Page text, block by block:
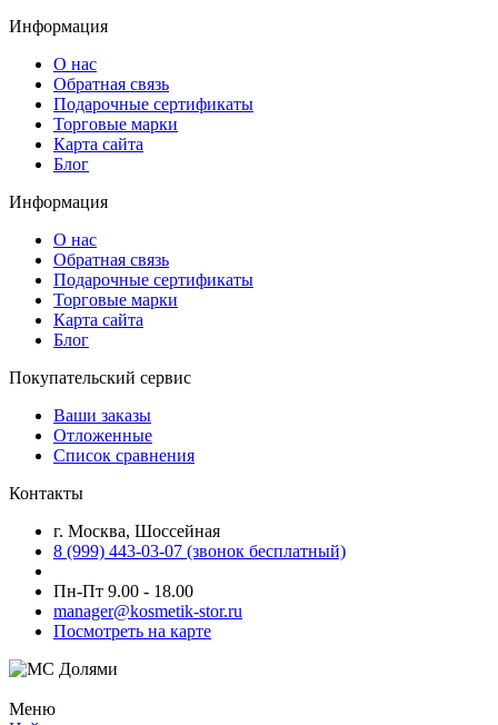
Информация
О нас
Обратная связь
Подарочные сертификаты
Торговые марки
Карта сайта
Блог
Информация
О нас
Обратная связь
Подарочные сертификаты
Торговые марки
Карта сайта
Блог
Покупательский сервис
Ваши заказы
Отложенные
Список сравнения
Контакты
г. Москва, Шоссейная
8 (999) 443-03-07 (звонок бесплатный)
Пн-Пт 9.00 - 18.00
manager@kosmetik-stor.ru
Посмотреть на карте
Меню